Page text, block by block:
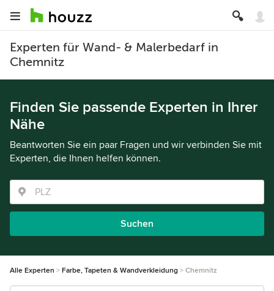
Experten für Wand- & Malerbedarf in
Chemnitz
Finden Sie passende Experten in Ihrer
Nähe
Beantworten Sie ein paar Fragen und wir verbinden Sie mit
Experten, die Ihnen helfen können.
Suchen
Alle Experten Farbe, Tapeten & Wandverkleidung Chemnitz